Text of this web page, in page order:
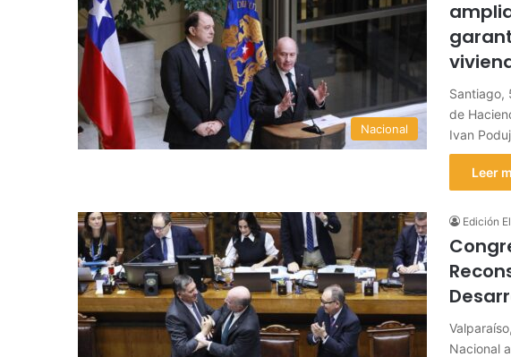
Nacional
Santiago,
de
Ivan
Leer
Edición
Nacional